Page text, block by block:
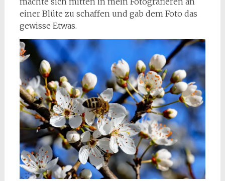
einer Blüte zu schaffen und gab dem Foto das
gewisse Etwas.